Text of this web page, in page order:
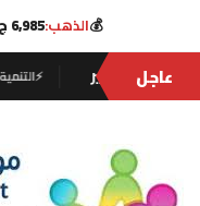
💰الذهب:6,985 ج.م
عاجلسفير ⚡التنمية العالمية